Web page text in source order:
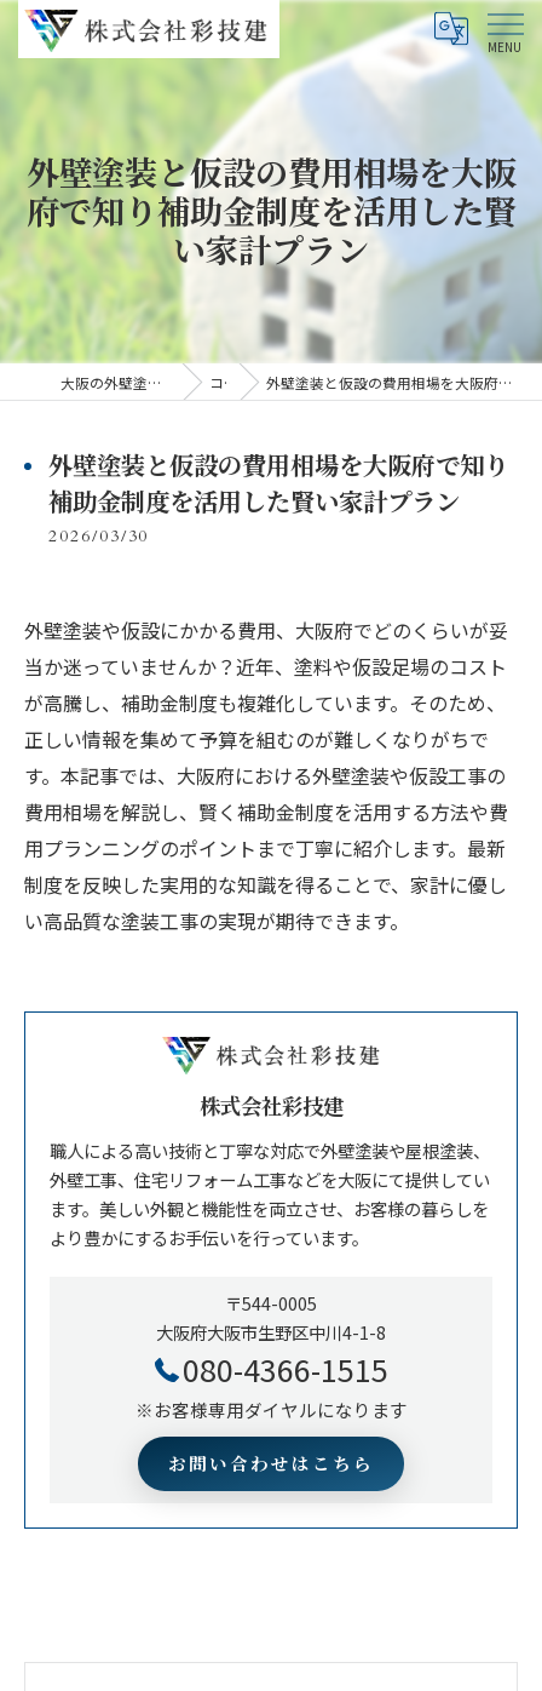
外壁塗装と仮設の費用相場を大阪
府で知り補助金制度を活用した賢
い家計プラン
大阪の外壁塗装なら株式会社彩技建 コラム 外壁塗装と仮設の費用相場を大阪府で知り補助金制度を活用した賢い家計プラン
外壁塗装と仮設の費用相場を大阪府で知り
補助金制度を活用した賢い家計プラン
2026/03/30
外壁塗装や仮設にかかる費用、大阪府でどのくらいが妥
当か迷っていませんか？近年、塗料や仮設足場のコスト
が高騰し、補助金制度も複雑化しています。そのため、
正しい情報を集めて予算を組むのが難しくなりがちで
す。本記事では、大阪府における外壁塗装や仮設工事の
費用相場を解説し、賢く補助金制度を活用する方法や費
用プランニングのポイントまで丁寧に紹介します。最新
制度を反映した実用的な知識を得ることで、家計に優し
い高品質な塗装工事の実現が期待できます。
株式会社彩技建
職人による高い技術と丁寧な対応で外壁塗装や屋根塗装、
外壁工事、住宅リフォーム工事などを大阪にて提供してい
ます。美しい外観と機能性を両立させ、お客様の暮らしを
より豊かにするお手伝いを行っています。
〒544-0005
大阪府大阪市生野区中川4-1-8
080-4366-1515
※お客様専用ダイヤルになります
お問い合わせはこちら